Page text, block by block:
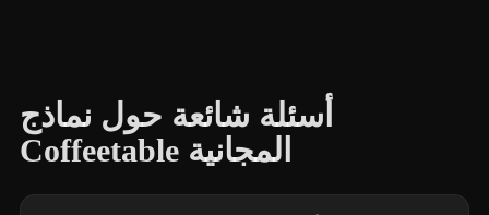
أسئلة شائعة حول نماذج
Coffeetable المجانية